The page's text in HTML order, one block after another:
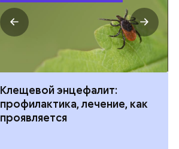
Клещевой энцефалит:
профилактика, лечение, как
проявляется